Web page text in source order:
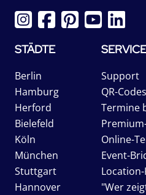
STÄDTE
Berlin
Hamburg
Herford
Bielefeld
Köln
München
Stuttgart
Hannover
Support
QR-
Termine
Online-
Event-
"Wer